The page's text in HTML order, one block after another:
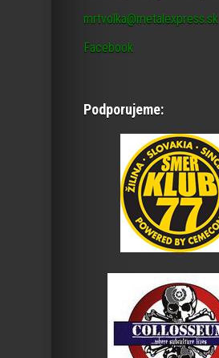
mrtvolka@metalexpress.sk
Facebook
Podporujeme: